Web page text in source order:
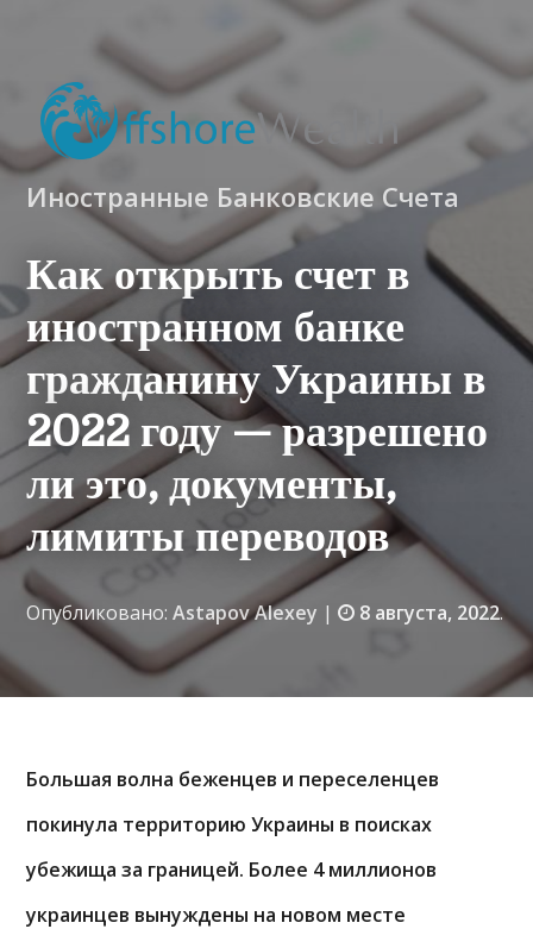
Иностранные Банковские Счета
Как открыть счет в
иностранном банке
гражданину Украины в
2022 году — разрешено
ли это, документы,
лимиты переводов
Опубликовано:Astapov Alexey | 8 августа, 2022.
Большая волна беженцев и переселенцев
покинула территорию Украины в поисках
убежища за границей. Более 4 миллионов
украинцев вынуждены на новом месте